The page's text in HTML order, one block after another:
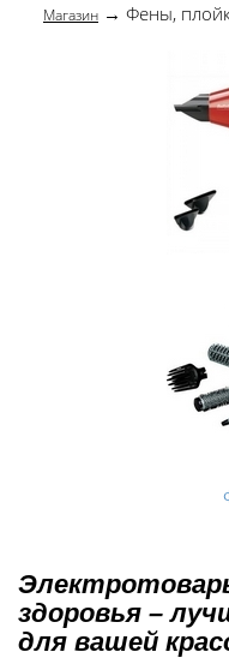
Магазин → Фены,
здоровья –
для вашей